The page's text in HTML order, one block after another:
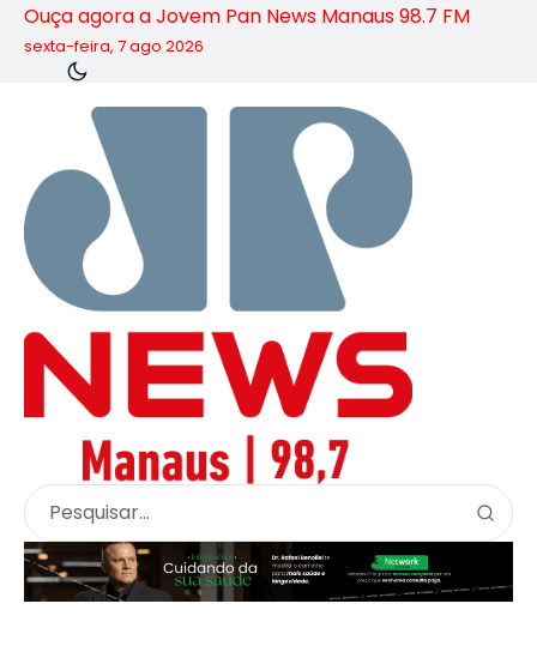
Ouça agora a Jovem Pan News Manaus 98.7 FM
sexta-feira, 7 ago 2026